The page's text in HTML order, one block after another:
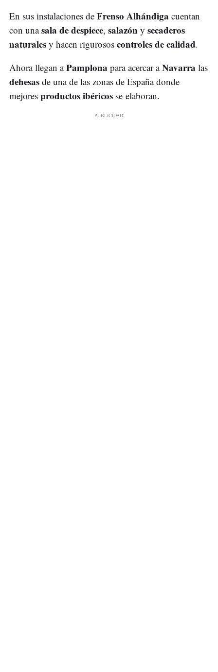
En sus instalaciones de Frenso Alhándiga cuentan
con unasala de despiece, salazón y secaderos
naturales y hacen rigurosos controles de calidad.
Ahora llegan aPamplona para acercar aNavarra las
dehesas de una de las zonas de España donde
mejores productos ibéricos se elaboran.